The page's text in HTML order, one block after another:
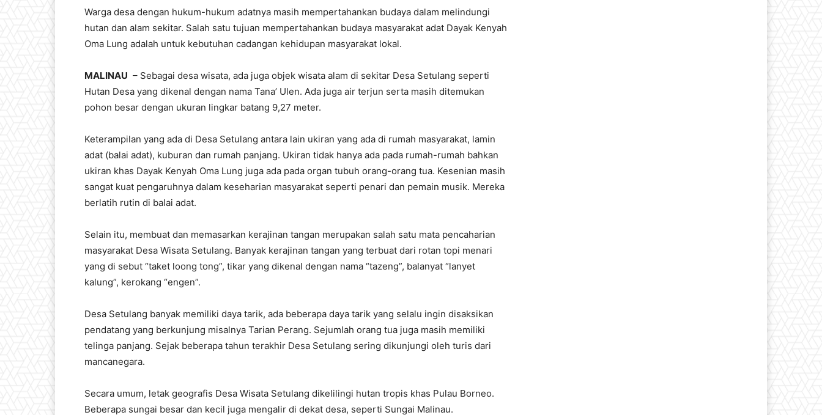
Warga desa dengan hukum-hukum adatnya masih mempertahankan budaya dalam melindungi
hutan dan alam sekitar. Salah satu tujuan mempertahankan budaya masyarakat adat Dayak Kenyah
Oma Lung adalah untuk kebutuhan cadangan kehidupan masyarakat lokal.
MALINAU – Sebagai desa wisata, ada juga objek wisata alam di sekitar Desa Setulang seperti
Hutan Desa yang dikenal dengan nama Tana’ Ulen. Ada juga air terjun serta masih ditemukan
pohon besar dengan ukuran lingkar batang 9,27 meter.
Keterampilan yang ada di Desa Setulang antara lain ukiran yang ada di rumah masyarakat, lamin
adat (balai adat), kuburan dan rumah panjang. Ukiran tidak hanya ada pada rumah-rumah bahkan
ukiran khas Dayak Kenyah Oma Lung juga ada pada organ tubuh orang-orang tua. Kesenian masih
sangat kuat pengaruhnya dalam keseharian masyarakat seperti penari dan pemain musik. Mereka
berlatih rutin di balai adat.
Selain itu, membuat dan memasarkan kerajinan tangan merupakan salah satu mata pencaharian
masyarakat Desa Wisata Setulang. Banyak kerajinan tangan yang terbuat dari rotan topi menari
yang di sebut “taket loong tong”, tikar yang dikenal dengan nama “tazeng”, balanyat “lanyet
kalung”, kerokang “engen”.
Desa Setulang banyak memiliki daya tarik, ada beberapa daya tarik yang selalu ingin disaksikan
pendatang yang berkunjung misalnya Tarian Perang. Sejumlah orang tua juga masih memiliki
telinga panjang. Sejak beberapa tahun terakhir Desa Setulang sering dikunjungi oleh turis dari
mancanegara.
Secara umum, letak geografis Desa Wisata Setulang dikelilingi hutan tropis khas Pulau Borneo.
Beberapa sungai besar dan kecil juga mengalir di dekat desa, seperti Sungai Malinau.